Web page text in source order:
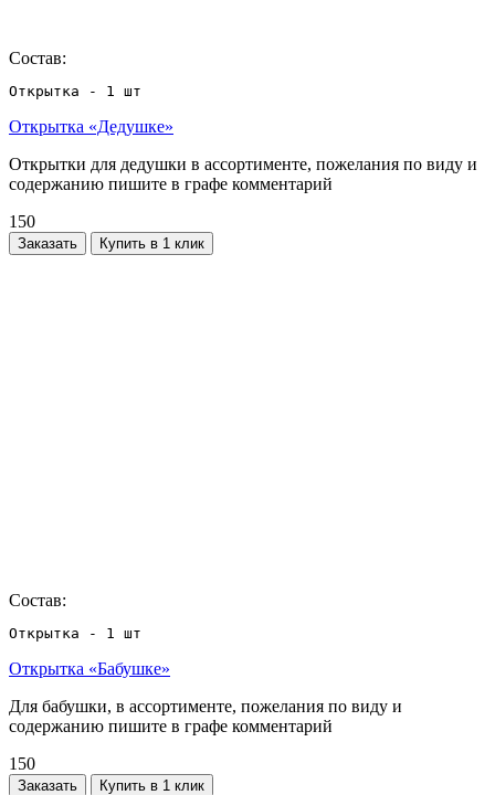
Состав:
Открытка - 1 шт
Открытка «Дедушке»
Открытки для дедушки в ассортименте, пожелания по виду и
содержанию пишите в графе комментарий
150
Заказать Купить в 1 клик
Состав:
Открытка - 1 шт
Открытка «Бабушке»
Для бабушки, в ассортименте, пожелания по виду и
содержанию пишите в графе комментарий
150
Заказать Купить в 1 клик